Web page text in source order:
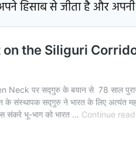
हिसाब से जीता है और अपनी